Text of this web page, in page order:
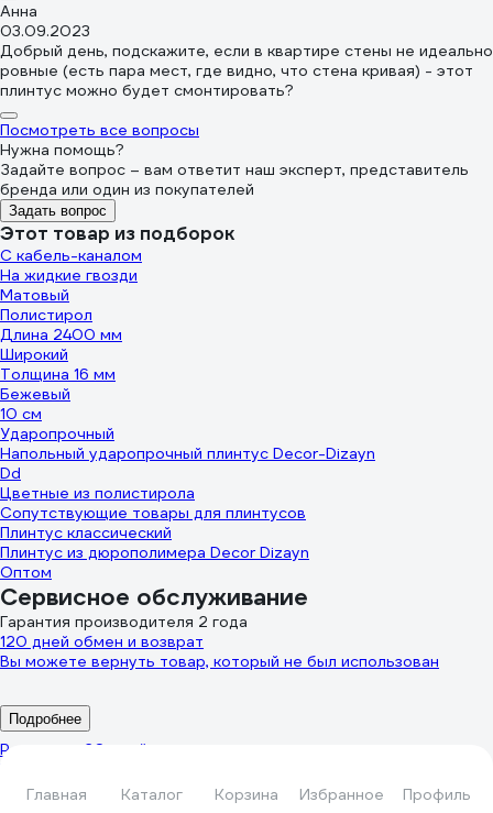
Главная Каталог Корзина Избранное Профиль
Анна
03.09.2023
Добрый день, подскажите, если в квартире стены не идеально
ровные (есть пара мест, где видно, что стена кривая) - этот
плинтус можно будет смонтировать?
Посмотреть все вопросы
Нужна помощь?
Задайте вопрос – вам ответит наш эксперт, представитель
бренда или один из покупателей
Задать вопрос
Этот товар из подборок
С кабель-каналом
На жидкие гвозди
Матовый
Полистирол
Длина 2400 мм
Широкий
Толщина 16 мм
Бежевый
10 см
Ударопрочный
Напольный ударопрочный плинтус Decor-Dizayn
Dd
Цветные из полистирола
Сопутствующие товары для плинтусов
Плинтус классический
Плинтус из дюрополимера Decor Dizayn
Оптом
Сервисное обслуживание
Гарантия производителя 2 года
120 дней обмен и возврат
Вы можете вернуть товар, который не был использован
Подробнее
Ремонт за 20 дней